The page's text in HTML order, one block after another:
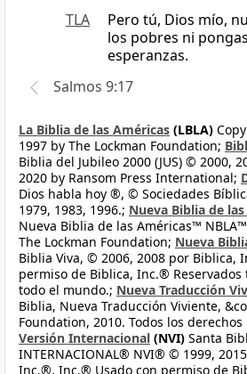
TLA
Pero tú, Dios mío,
los pobres ni
esperanzas.
Salmos 9:17
La Biblia de las Américas (LBLA)
1997 by The Lockman Foundation;
Biblia del Jubileo 2000 (JUS) © 2000,
2020 by Ransom Press International;
Dios habla hoy ®, © Sociedades
1979, 1983, 1996.; Nueva Biblia de
Nueva Biblia de las Américas™
The Lockman Foundation; Nueva
Biblia Viva, © 2006, 2008 por Biblica,
permiso de Biblica, Inc.® Reservados
todo el mundo.; Nueva Traducción
Biblia, Nueva Traducción Viviente,
Foundation, 2010. Todos los derechos
Versión Internacional (NVI) Santa
INTERNACIONAL® NVI® © 1999,
Inc.®, Inc.® Usado con permiso de